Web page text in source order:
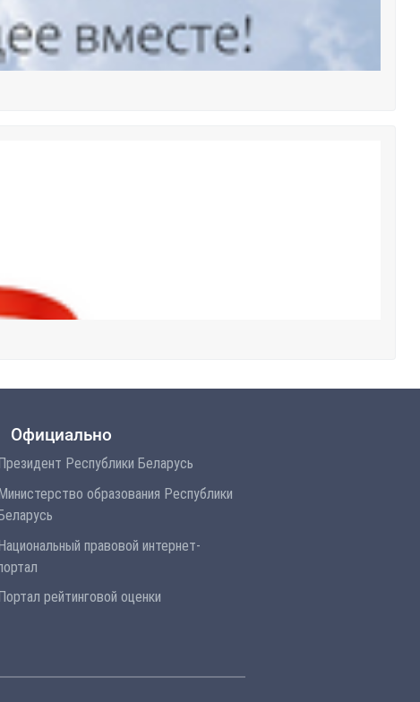
Официально
Президент Республики Беларусь
образования Республики
правовой интернет-
Портал рейтинговой оценки